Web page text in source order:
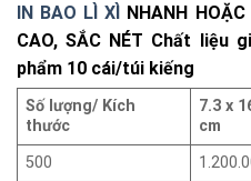
IN BAO LÌ XÌ NHANH
CAO, SẮC NÉT Chất liệu
phẩm 10 cái/túi kiếng
Số lượng/ Kích
thước
7.3 x
cm
500